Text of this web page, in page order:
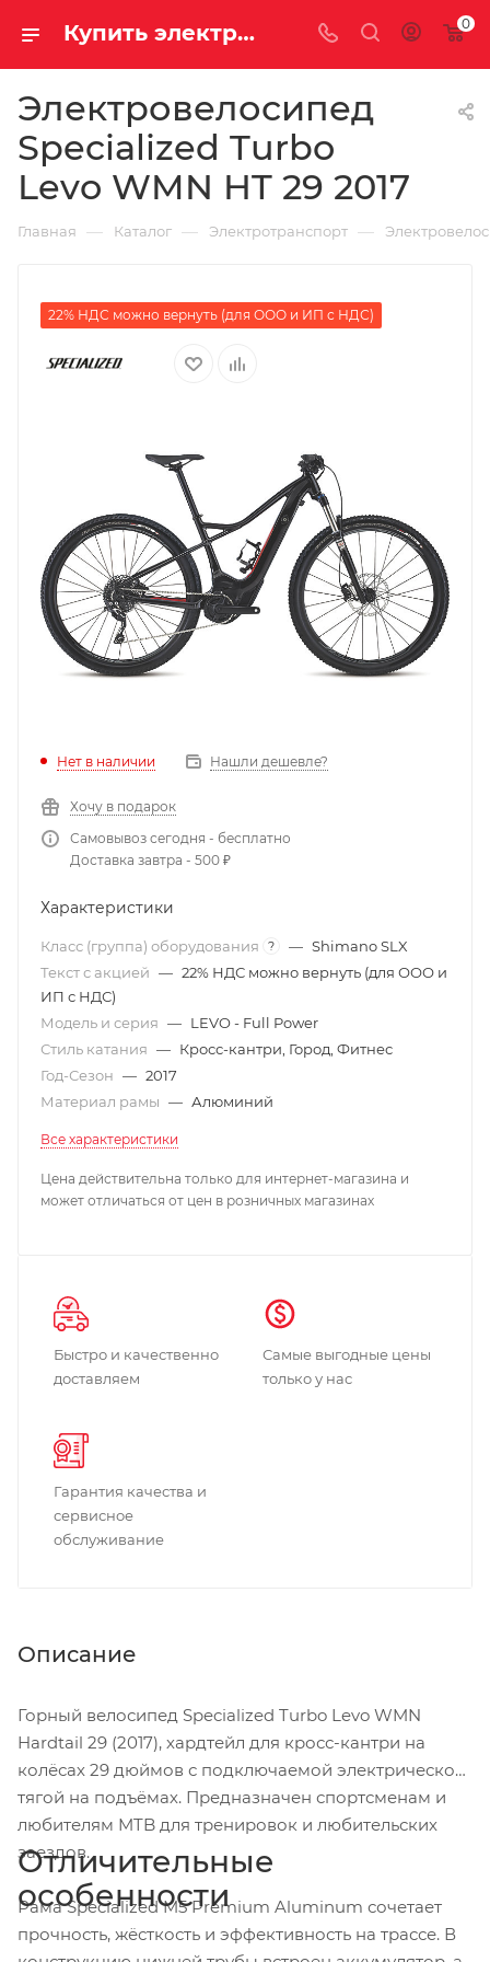
Купить электровелосипед Specialized Turbo Levo WMN HT 29 2017 за 329890.00000000 рублей в Саратове и Энгельсе в рассрочку или кредит выгодно 0
Электровелосипед
Specialized Turbo
Levo WMN HT 29 2017
Главная — Каталог — Электротранспорт —
22% НДС можно вернуть (для ООО и ИП с НДС)
Нет в наличии Нашли дешевле?
Хочу в подарок
Самовывоз сегодня - бесплатно
Доставка завтра - 500 ₽
Характеристики
Класс (группа) оборудования ? — Shimano SLX
Текст с акцией — 22% НДС можно вернуть (для ООО и
ИП с НДС)
Модель и серия — LEVO - Full Power
Стиль катания — Кросс-кантри, Город, Фитнес
Год-Сезон — 2017
Материал рамы — Алюминий
Все характеристики
Цена действительна только для интернет-магазина и
может отличаться от цен в розничных магазинах
Быстро и качественно
доставляем
Самые выгодные цены
только у нас
Гарантия качества и
сервисное
обслуживание
Описание
Горный велосипед Specialized Turbo Levo WMN
Hardtail 29 (2017), хардтейл для кросс-кантри на
колёсах 29 дюймов с подключаемой электрической
тягой на подъёмах. Предназначен спортсменам и
любителям MTB для тренировок и любительских
заездов.
Рама Specialized M5 Premium Aluminum сочетает
прочность, жёсткость и эффективность на трассе. В
Отличительные
особенности